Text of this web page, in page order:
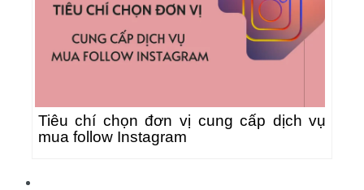
Tiêu chí chọn đơn vị cung cấp dịch vụ
mua follow Instagram